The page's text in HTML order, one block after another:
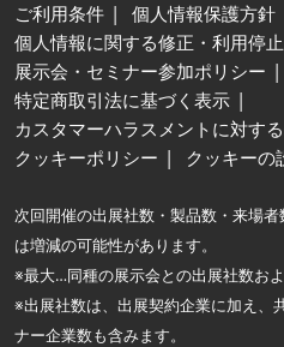
ご利用条件
個人情報保護方針
個人情報に関する修正・利用停
展示会・セミナー参加ポリシー
特定商取引法に基づく表示
カスタマーハラスメントに対す
クッキーポリシー
クッキーの
次回開催の出展社数・製品数・来場
は増減の可能性があります。
※最大…同種の展示会との出展社数お
※出展社数は、出展契約企業に加え、
ナー企業数も含みます。